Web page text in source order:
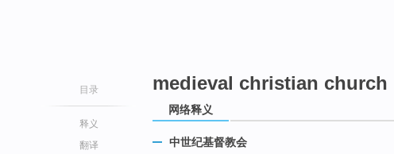
目录
释义
翻译
medieval christian church
网络释义
中世纪基督教会